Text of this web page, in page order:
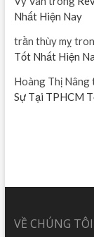
Nhất Hiện Nay
trần thùy mỵ
Tốt Nhất Hiện
Hoàng Thị Nâng
Sự Tại TPHCM
VỀ CHÚNG TÔI